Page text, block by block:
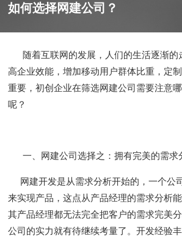
如何选择网建公司？
随着互联网的发展，人们的生活逐渐的
高企业效能，增加移动用户群体比重，定
重要，初创企业在筛选网建公司需要注意
呢？
一、网建公司选择之：拥有完美的需求
网建开发是从需求分析开始的，一个公
来实现产品，这点从产品经理的需求分析
其产品经理都无法完全把客户的需求完美
公司的实力就有待继续考量了。开发经验